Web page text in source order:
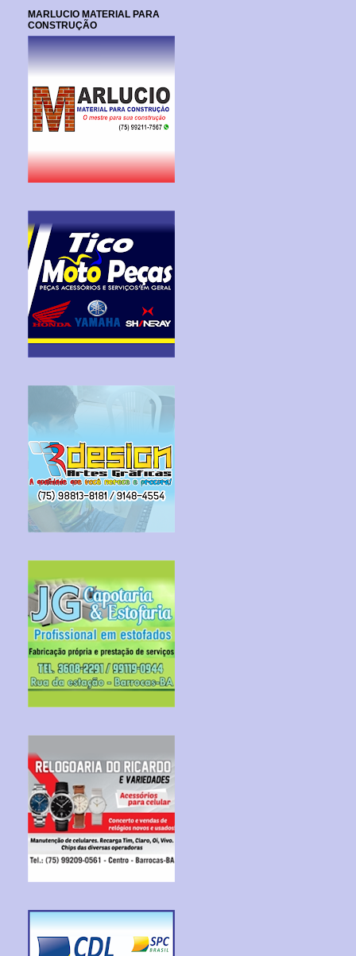
MARLUCIO MATERIAL PARA
CONSTRUÇÃO